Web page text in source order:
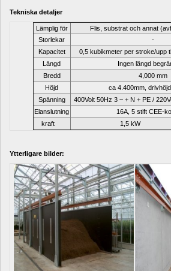
Tekniska detaljer
Lämplig för Flis substrat och annat (
Storlekar
-
Kapacitet
0,5 kubikmeter per stroke/upp
Längd
Ingen längd
Bredd
4,000 mm
Höjd
ca 4.400mm, drivhöjd
Spänning
400Volt 50Hz 3 ~ + N + PE /
Elanslutning
16A 5 stift CEE-
kraft
1,5 kW
Ytterligare bilder: